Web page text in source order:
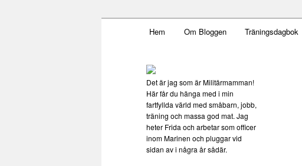
Militärmamman
Skip to primary content
Hem Om Bloggen Träningsdagbok
Det är jag som är Militärmamman!
Här får du hänga med i min
fartfyllda värld med småbarn, jobb,
träning och massa god mat. Jag
heter Frida och arbetar som officer
inom Marinen och pluggar vid
sidan av i några år sådär.